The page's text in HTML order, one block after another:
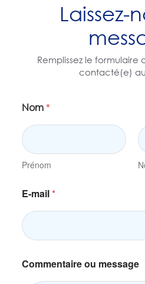
Laissez-
Remplissez le formulaire
contacté(e)
Nom *
Prénom
o
*
m
e
s
E-mail*
Commentaire ou message